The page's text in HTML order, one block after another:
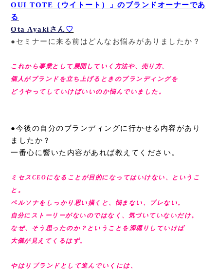
OUI TOTE（ウイトート）」のブランドオーナーであ
る
Ota Ayakiさん♡
●セミナーに来る前はどんなお悩みがありましたか？
これから事業として展開していく方法や、売り方、
個人がブランドを立ち上げるときのブランディングを
どうやってし ていけばいいのか悩んでいました。
●今後の自分のブランディングに行かせる内容があり
ましたか？
一番心に響いた内容があれば教えてください。
ミセスCEOになることが目的になってはいけない、というこ
と。
ペルソナをしっかり思い描くと、悩まない、ブレない。
自分にストーリーがないのではなく、気づいていないだけ。
なぜ、そう思ったのか？ということを深堀りしていけば
大儀が見え てくるはず。
やはりブランドとして進んでいくには、